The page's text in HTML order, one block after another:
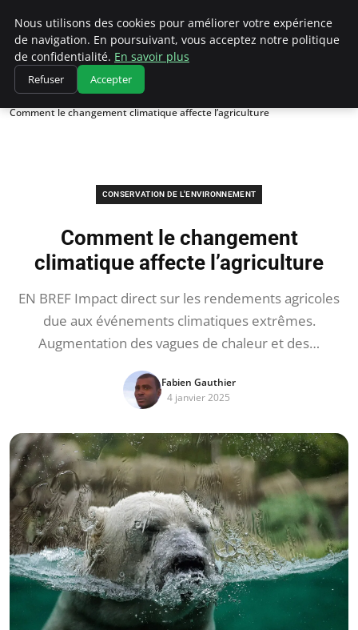
Climatedebtagents
Accueil
Conservation de l'environnement
Comment le changement climatique affecte l’agriculture
CONSERVATION DE L'ENVIRONNEMENT
Comment le changement
climatique affecte l’agriculture
EN BREF Impact direct sur les rendements agricoles
due aux événements climatiques extrêmes.
Augmentation des vagues de chaleur et des…
Fabien Gauthier
4 janvier 2025
Nous utilisons des cookies pour améliorer votre expérience
de navigation. En poursuivant, vous acceptez notre politique
de confidentialité. En savoir plus
Refuser Accepter